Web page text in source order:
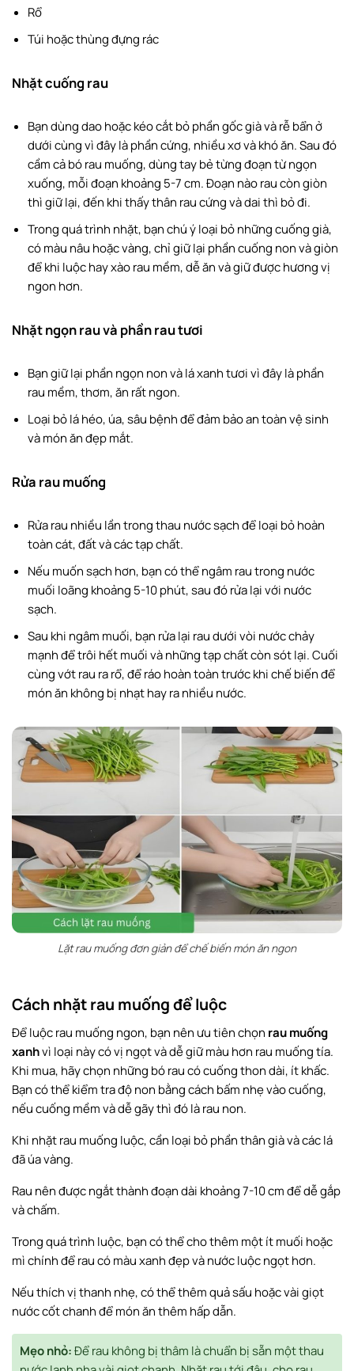
Cách nhặt rau muống để xào
Cách nhặt rau muống cuốn bánh tráng
Kamereo – Ứng dụng cung cấp rau muống sỉ, giá tốt
cho doanh nghiệp F&B
Lời kết
Rổ
Túi hoặc thùng đựng rác
Nhặt cuống rau
Bạn dùng dao hoặc kéo cắt bỏ phần gốc già và rễ bẩn ở
dưới cùng vì đây là phần cứng, nhiều xơ và khó ăn. Sau đó
cầm cả bó rau muống, dùng tay bẻ từng đoạn từ ngọn
xuống, mỗi đoạn khoảng 5-7 cm. Đoạn nào rau còn giòn
thì giữ lại, đến khi thấy thân rau cứng và dai thì bỏ đi.
Trong quá trình nhặt, bạn chú ý loại bỏ những cuống già,
có màu nâu hoặc vàng, chỉ giữ lại phần cuống non và giòn
để khi luộc hay xào rau mềm, dễ ăn và giữ được hương vị
ngon hơn.
Nhặt ngọn rau và phần rau tươi
Bạn giữ lại phần ngọn non và lá xanh tươi vì đây là phần
rau mềm, thơm, ăn rất ngon.
Loại bỏ lá héo, úa, sâu bệnh để đảm bảo an toàn vệ sinh
và món ăn đẹp mắt.
Rửa rau muống
Rửa rau nhiều lần trong thau nước sạch để loại bỏ hoàn
toàn cát, đất và các tạp chất.
Nếu muốn sạch hơn, bạn có thể ngâm rau trong nước
muối loãng khoảng 5-10 phút, sau đó rửa lại với nước
sạch.
Sau khi ngâm muối, bạn rửa lại rau dưới vòi nước chảy
mạnh để trôi hết muối và những tạp chất còn sót lại. Cuối
cùng vớt rau ra rổ, để ráo hoàn toàn trước khi chế biến để
món ăn không bị nhạt hay ra nhiều nước.
Lặt rau muống đơn giản để chế biến món ăn ngon
Cách nhặt rau muống để luộc
Để luộc rau muống ngon, bạn nên ưu tiên chọn rau muống
xanhvì loại này có vị ngọt và dễ giữ màu hơn rau muống tía.
Khi mua, hãy chọn những bó rau có cuống thon dài, ít khấc.
Bạn có thể kiểm tra độ non bằng cách bấm nhẹ vào cuống,
nếu cuống mềm và dễ gãy thì đó là rau non.
Khi nhặt rau muống luộc, cần loại bỏ phần thân già và các lá
đã úa vàng.
Rau nên được ngắt thành đoạn dài khoảng 7-10 cm để dễ gắp
và chấm.
Trong quá trình luộc, bạn có thể cho thêm một ít muối hoặc
mì chính để rau có màu xanh đẹp và nước luộc ngọt hơn.
Nếu thích vị thanh nhẹ, có thể thêm quả sấu hoặc vài giọt
nước cốt chanh để món ăn thêm hấp dẫn.
Mẹo nhỏ:Để rau không bị thâm là chuẩn bị sẵn một thau